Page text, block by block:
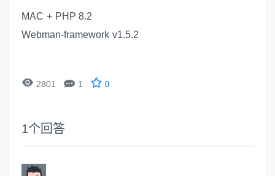
MAC + PHP 8.2
Webman-framework v1.5.2
 2801  1 0
1个回答